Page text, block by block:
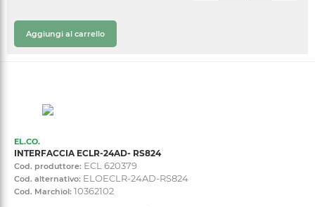
Aggiungi al carrello
EL.CO.
INTERFACCIA ECLR-24AD- RS824
Cod. produttore: ECL 620379
Cod. alternativo: ELOECLR-24AD-RS824
Cod. Marchiol: 10362102